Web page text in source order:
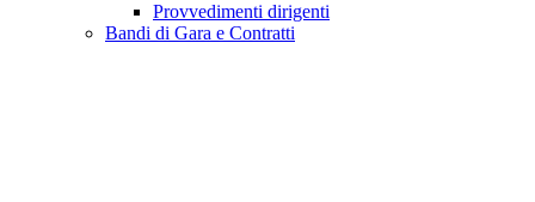
Provvedimenti dirigenti
Bandi di Gara e Contratti